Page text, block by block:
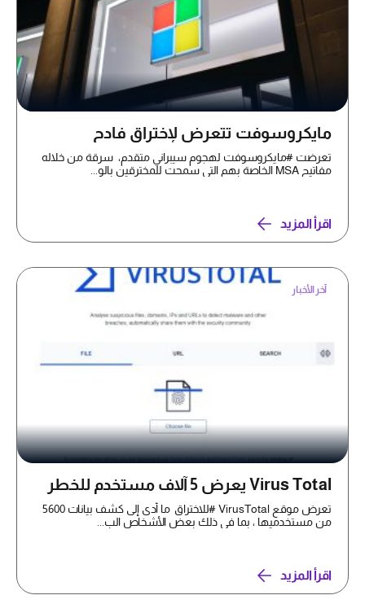
مايكروسوفت تتعرض لإختراق فادح
تعرضت #مايكروسوفت لهجوم سيبراني متقدم، سرقة من خلاله
مفاتيح MSA الخاصة بهم التي سمحت للمخترقين بالو...
اقرأ المزيد
آخر الأخبار
Virus Total يعرض 5 آلاف مستخدم للخطر
تعرض موقع VirusTotal #للاختراق ما أدى إلى كشف بيانات 5600
من مستخدميها ، بما في ذلك بعض الأشخاص الب...
اقرأ المزيد